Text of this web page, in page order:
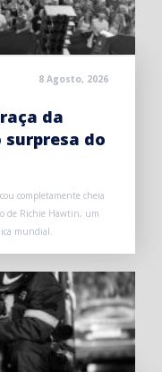
8 Agosto, 2026
da
surpresa do
completamente cheia
de Richie Hawtin, um
mundial.